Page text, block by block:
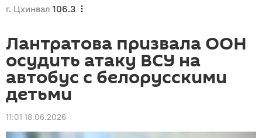
г. Цхинвал 106.3
Лантратова призвала ООН
осудить атаку ВСУ на
автобус с белорусскими
детьми
11:01 18.06.2026